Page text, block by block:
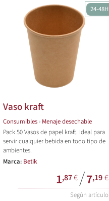
24-48H
Vaso kraft
Consumibles › Menaje desechable
Pack 50 Vasos de papel kraft. Ideal para
servir cualquier bebida en todo tipo de
ambientes.
Marca: Betik
1,87€/7,19€
Según artículo